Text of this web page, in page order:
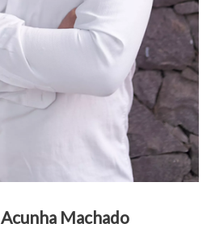
Machado